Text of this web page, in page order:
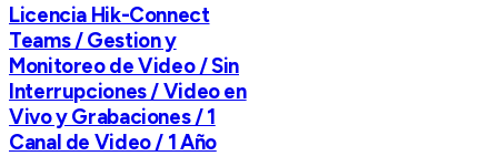
Licencia Hik-Connect
Teams / Gestion y
Monitoreo de Video / Sin
Interrupciones / Video en
Vivo y Grabaciones / 1
Canal de Video / 1 Año